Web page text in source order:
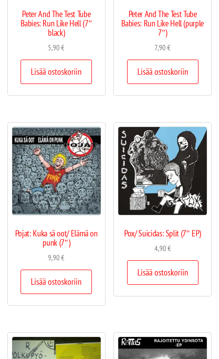
Peter And The Test Tube
Babies: Run Like Hell (7″
black)
5,90€
Lisää ostoskoriin
Peter And The Test Tube
Babies: Run Like Hell (purple
7″)
7,90€
Lisää ostoskoriin
Pojat: Kuka sä oot/ Elämä on
punk (7″)
9,90€
Lisää ostoskoriin
Pox/ Suicidas: Split (7″ EP)
4,90€
Lisää ostoskoriin